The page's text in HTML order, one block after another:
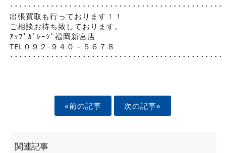
･･････････････････････････････････････････････
出張買取も行っております！！
ご相談お待ち致しております。
ｱｯﾌﾟｶﾞﾚｰｼﾞ福岡新宮店
TEL０９２-９４０－５６７８
･･････････････････････････････････････････････
«前の記事 次の記事»
関連記事